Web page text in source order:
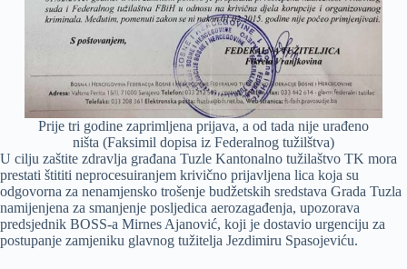
Prije tri godine zaprimljena prijava, a od tada nije urađeno
ništa (Faksimil dopisa iz Federalnog tužilštva)
U cilju zaštite zdravlja građana Tuzle Kantonalno tužilaštvo TK mora
prestati štititi neprocesuiranjem krivično prijavljena lica koja su
odgovorna za nenamjensko trošenje budžetskih sredstava Grada Tuzla
namijenjena za smanjenje posljedica aerozagađenja, upozorava
predsjednik BOSS-a Mirnes Ajanović, koji je dostavio urgenciju za
postupanje zamjeniku glavnog tužitelja Jezdimiru Spasojeviću.